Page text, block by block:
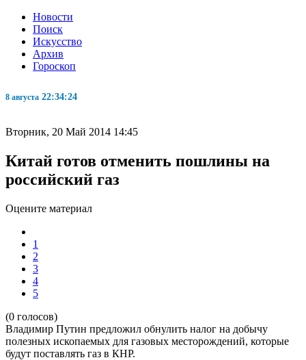
Новости
Поиск
Искусство
Архив
Гороскоп
8 августа 22:34:24
Вторник, 20 Май 2014 14:45
Китай готов отменить пошлины на
российский газ
Оцените материал
1
2
3
4
5
(0 голосов)
Владимир Путин предложил обнулить налог на добычу
полезных ископаемых для газовых месторождений, которые
будут поставлять газ в КНР.